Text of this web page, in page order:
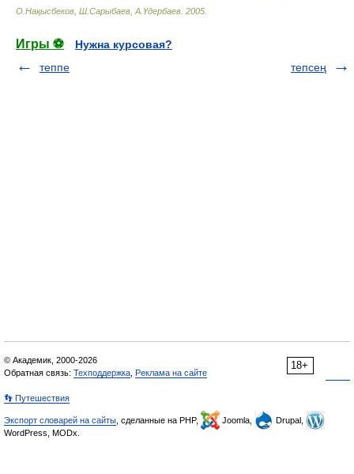
О.Нақысбеков, Ш.Сарыбаев, А.Үдербаев 2005
Игры ⚽
Нужна курсовая?
теппе
тепсең
18+
© Академик, 2000-2026
Обратная связь: Техподдержка Реклама на сайте
👣 Путешествия
Экспорт словарей на сайты , сделанные на PHP, Joomla,
Drupal,
WordPress, MODx.